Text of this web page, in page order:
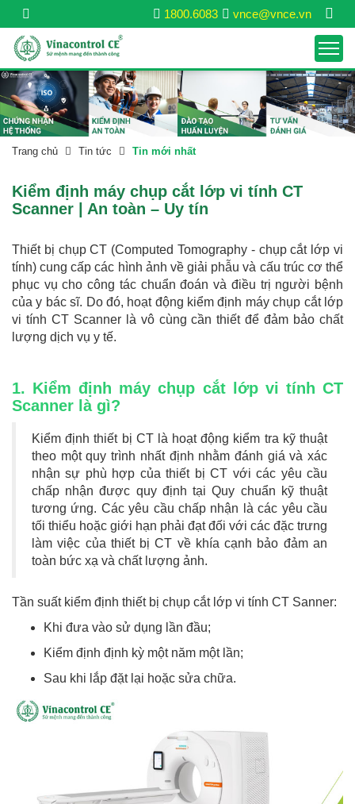
vnce@vnce.vn
1800.6083
Trang chủ Tin tức Tin mới nhất
Kiểm định máy chụp cắt lớp vi tính CT
Scanner | An toàn – Uy tín
Thiết bị chụp CT (Computed Tomography - chụp cắt lớp vi
tính) cung cấp các hình ảnh về giải phẫu và cấu trúc cơ thể
phục vụ cho công tác chuẩn đoán và điều trị người bệnh
của y bác sĩ. Do đó, hoạt động kiểm định máy chụp cắt lớp
vi tính CT Scanner là vô cùng cần thiết để đảm bảo chất
lượng dịch vụ y tế.
1. Kiểm định máy chụp cắt lớp vi tính CT
Scanner là gì?
Kiểm định thiết bị CT là hoạt động kiểm tra kỹ thuật
theo một quy trình nhất định nhằm đánh giá và xác
nhận sự phù hợp của thiết bị CT với các yêu cầu
chấp nhận được quy định tại Quy chuẩn kỹ thuật
tương ứng. Các yêu cầu chấp nhận là các yêu cầu
tối thiểu hoặc giới hạn phải đạt đối với các đặc trưng
làm việc của thiết bị CT về khía cạnh bảo đảm an
toàn bức xạ và chất lượng ảnh.
Tần suất kiểm định thiết bị chụp cắt lớp vi tính CT Sanner:
Khi đưa vào sử dụng lần đầu;
Kiểm định định kỳ một năm một lần;
Sau khi lắp đặt lại hoặc sửa chữa.